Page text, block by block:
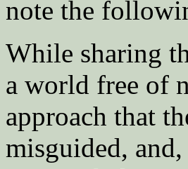
note the
While sharing
a world free of
approach that
misguided,